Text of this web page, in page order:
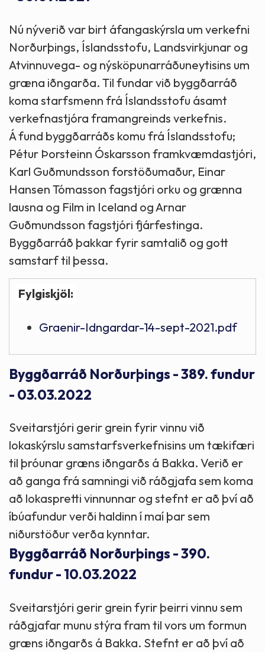
Nú nýverið var birt áfangaskýrsla um verkefni
Norðurþings, Íslandsstofu, Landsvirkjunar og
Atvinnuvega- og nýsköpunarráðuneytisins um
græna iðngarða. Til fundar við byggðarráð
koma starfsmenn frá Íslandsstofu ásamt
verkefnastjóra framangreinds verkefnis.
Á fund byggðarráðs komu frá Íslandsstofu;
Pétur Þorsteinn Óskarsson framkvæmdastjóri,
Karl Guðmundsson forstöðumaður, Einar
Hansen Tómasson fagstjóri orku og grænna
lausna og Film in Iceland og Arnar
Guðmundsson fagstjóri fjárfestinga.
Byggðarráð þakkar fyrir samtalið og gott
samstarf til þessa.
Fylgiskjöl:
Graenir-Idngardar-14-sept-2021.pdf
Byggðarráð Norðurþings - 389. fundur
- 03.03.2022
Sveitarstjóri gerir grein fyrir vinnu við
lokaskýrslu samstarfsverkefnisins um tækifæri
til þróunar græns iðngarðs á Bakka. Verið er
að ganga frá samningi við ráðgjafa sem koma
að lokaspretti vinnunnar og stefnt er að því að
íbúafundur verði haldinn í maí þar sem
niðurstöður verða kynntar.
Byggðarráð Norðurþings - 390.
fundur - 10.03.2022
Sveitarstjóri gerir grein fyrir þeirri vinnu sem
ráðgjafar munu stýra fram til vors um formun
græns iðngarðs á Bakka. Stefnt er að því að